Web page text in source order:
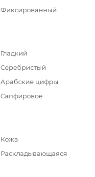
Фиксированный
Гладкий
Серебристый
Арабские цифры
Сапфировое
Кожа
Раскладывающаяся